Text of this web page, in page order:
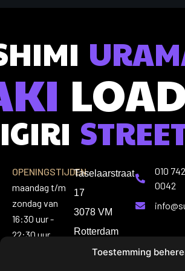
Toestemming
OPENINGSTIJDEN:
maandag t/m
zondag van
16:30 uur -
22:30 uur
Taselaarstraat
17
3078 VM
Rotterdam
010 742
0042